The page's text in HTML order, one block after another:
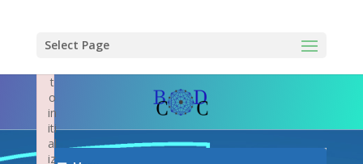
Select Page
le
t
o
in
iti
al
iz